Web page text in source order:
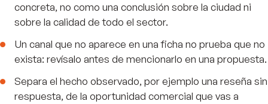
concreta, no como una conclusión sobre la ciudad ni
sobre la calidad de todo el sector.
Un canal que no aparece en una ficha no prueba que no
exista: revísalo antes de mencionarlo en una propuesta.
Separa el hecho observado, por ejemplo una reseña sin
respuesta, de la oportunidad comercial que vas a